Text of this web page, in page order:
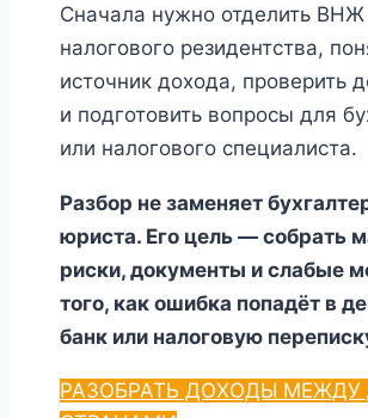
Сначала нужно отделить ВНЖ
налогового резидентства,
источник дохода, проверить
и подготовить вопросы для
или налогового специалиста.
Разбор не заменяет
юриста. Его цель — собрать
риски, документы и слабые
того, как ошибка попадёт в
банк или налоговую
РАЗОБРАТЬ ДОХОДЫ МЕЖДУ